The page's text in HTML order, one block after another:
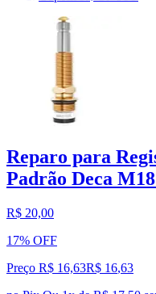
Reparo para
Padrão Deca
R$ 20,00
17% OFF
Preço R$ 16,63R$ 16,63